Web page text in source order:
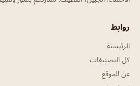
روابط
الرئيسية
كل التصنيفات
عن الموقع